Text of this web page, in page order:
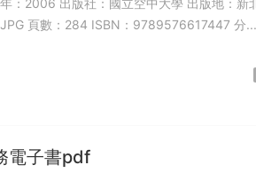
集叢名：社會科學系叢書 格式：PDF,JPG 頁數：284 ISBN：9789576617447 分...
電子書pdf